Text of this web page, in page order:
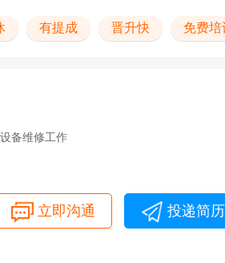
有提成 晋升快 免费培
备维修工作
立即沟通 投递简历